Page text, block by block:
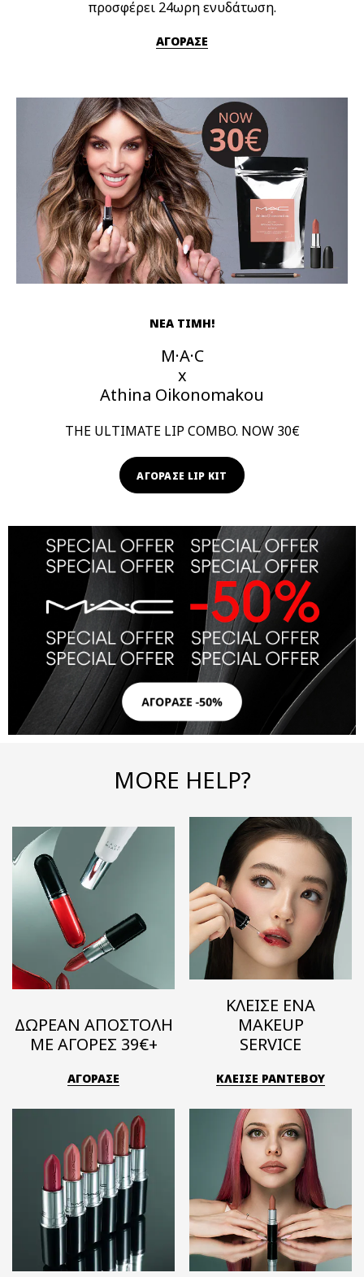
προσφέρει 24ωρη ενυδάτωση.
ΑΓΟΡΑΣΕ
ΝΕΑ ΤΙΜΗ!
M·A·C
x
Athina Oikonomakou
THE ULTIMATE LIP COMBO. NOW 30€
ΑΓΟΡΑΣΕ LIP KIT
MORE HELP?
ΔΩΡΕΑΝ ΑΠΟΣΤΟΛΗ
ΜΕ ΑΓΟΡΕΣ 39€+
ΑΓΟΡΑΣΕ
ΚΛΕΙΣΕ ΕΝΑ
MAKEUP
SERVICE
ΚΛΕΙΣΕ ΡΑΝΤΕΒΟΥ